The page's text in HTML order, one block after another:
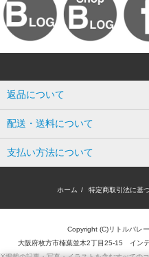
返品について
配送・送料について
支払い方法について
ホーム / 特定商取引法に基
Copyright (C)リトルバレ
大阪府枚方市楠葉並木2丁目25-15 イン